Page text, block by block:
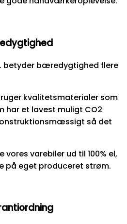
betyder bæredygtighed flere
kvalitetsmaterialer som
har et lavest muligt CO2
så det
varebiler ud til 100% el,
på eget produceret strøm.